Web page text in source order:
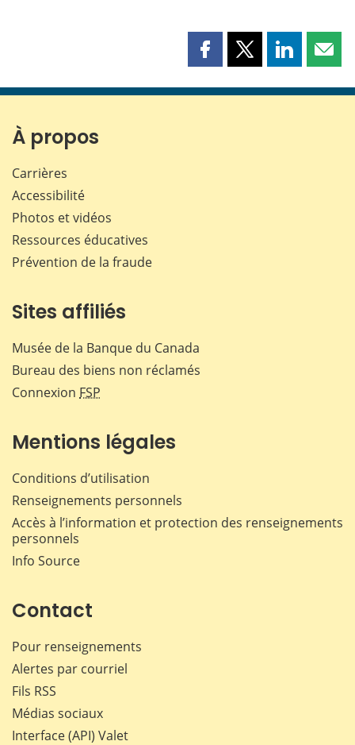
Partager
page
Partager
page
Partager
page page
À propos
Carrières
Accessibilité
Photos et vidéos
Ressources éducatives
Prévention de la fraude
Sites affiliés
Musée de la Banque du Canada
Bureau des biens non réclamés
Connexion FSP
Mentions légales
Conditions d’utilisation
Renseignements personnels
Accès à l’information et protection des renseignements
personnels
Info Source
Contact
Pour renseignements
Alertes par courriel
Fils RSS
Médias sociaux
Interface (API) Valet